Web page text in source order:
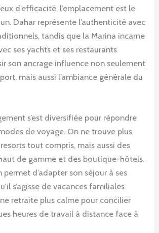
d’efficacité, l’emplacement est le
Dahar représente l’authenticité avec
tandis que la Marina incarne
ses yachts et ses restaurants
son ancrage influence non seulement
mais aussi l’ambiance générale du
s’est diversifiée pour répondre
de voyage. On ne trouve plus
tout compris, mais aussi des
de gamme et des boutique-hôtels.
d’adapter son séjour à ses
s’agisse de vacances familiales
retraite plus calme pour concilier
heures de travail à distance face à